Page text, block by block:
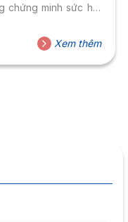
chứng minh sức hút
Xem thêm